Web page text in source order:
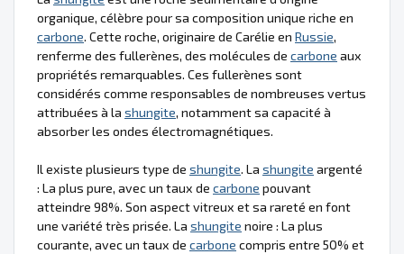
organique, célèbre pour sa composition unique riche en
carbone. Cette roche, originaire de Carélie en Russie,
renferme des fullerènes, des molécules de carbone aux
propriétés remarquables. Ces fullerènes sont
considérés comme responsables de nombreuses vertus
attribuées à la shungite, notamment sa capacité à
absorber les ondes électromagnétiques.
Il existe plusieurs type de shungite. La shungite argenté
: La plus pure, avec un taux de carbone pouvant
atteindre 98%. Son aspect vitreux et sa rareté en font
une variété très prisée. La shungite noire : La plus
courante, avec un taux de carbone compris entre 50% et